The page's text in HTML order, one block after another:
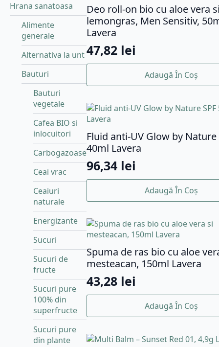
Hrana sanatoasa
Alimente
generale
Alternativa la unt
Bauturi
Bauturi
vegetale
Cafea BIO si
inlocuitori
Carbogazoase
Ceai vrac
Ceaiuri
naturale
Energizante
Sucuri
Sucuri de
fructe
Sucuri pure
100% din
superfructe
Sucuri pure
din plante
Deo roll-on bio cu aloe vera
lemongras, Men Sensitiv,
Lavera
47,82 lei
Adaugă În Coș
Fluid anti-UV Glow by Nature
40ml Lavera
96,34 lei
Adaugă În Coș
Spuma de ras bio cu aloe
mesteacan, 150ml Lavera
43,28 lei
Adaugă În Coș